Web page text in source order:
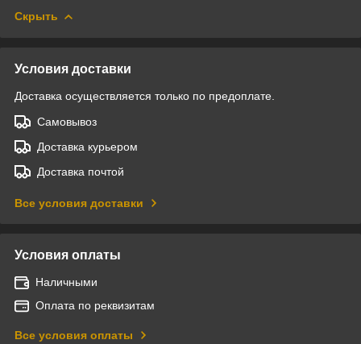
Скрыть
Условия доставки
Доставка осуществляется только по предоплате.
Самовывоз
Доставка курьером
Доставка почтой
Все условия доставки
Условия оплаты
Наличными
Оплата по реквизитам
Все условия оплаты